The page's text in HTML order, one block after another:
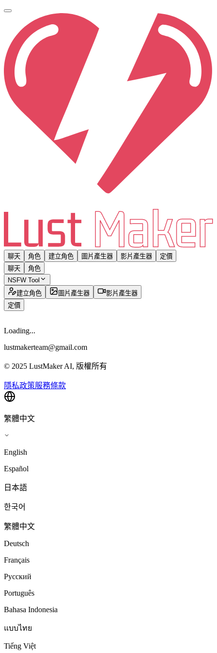
聊天 角色 建立角色 圖片產生器 影片產生器
定價
聊天
角色
NSFW Tool
建立角色
圖片產生器
影片產生器
定價
Loading...
lustmakerteam@gmail.com
© 2025 LustMaker AI, 版權所有
隱私政策服務條款
繁體中文
English
Español
日本語
한국어
繁體中文
Deutsch
Français
Русский
Português
Bahasa Indonesia
แบบไทย
Tiếng Việt